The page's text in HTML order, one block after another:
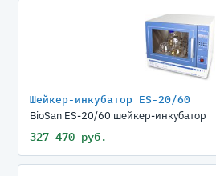
Шейкер-инкубатор ЕS-20/60
BioSan ЕS-20/60 шейкер-инкубатор
327 470 руб.